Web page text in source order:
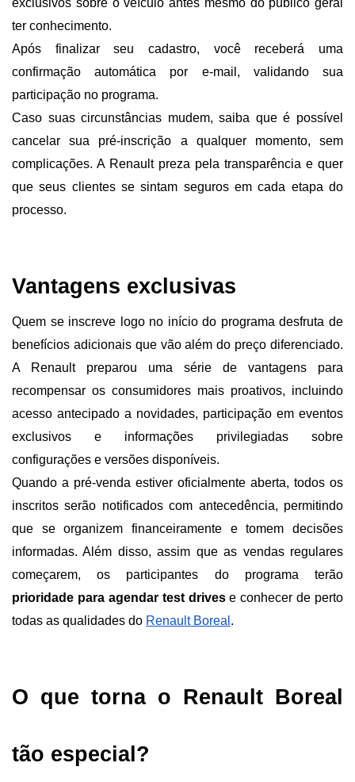
exclusivos sobre o veículo antes mesmo do público geral
ter conhecimento.
Após finalizar seu cadastro, você receberá uma
confirmação automática por e-mail, validando sua
participação no programa.
Caso suas circunstâncias mudem, saiba que é possível
cancelar sua pré-inscrição a qualquer momento, sem
complicações. A Renault preza pela transparência e quer
que seus clientes se sintam seguros em cada etapa do
processo.
Vantagens exclusivas
Quem se inscreve logo no início do programa desfruta de
benefícios adicionais que vão além do preço diferenciado.
A Renault preparou uma série de vantagens para
recompensar os consumidores mais proativos, incluindo
acesso antecipado a novidades, participação em eventos
exclusivos e informações privilegiadas sobre
configurações e versões disponíveis.
Quando a pré-venda estiver oficialmente aberta, todos os
inscritos serão notificados com antecedência, permitindo
que se organizem financeiramente e tomem decisões
informadas. Além disso, assim que as vendas regulares
prioridade para agendar test drives e conhecer de perto
todas as qualidades do Renault Boreal .
O que torna o Renault Boreal
tão especial?